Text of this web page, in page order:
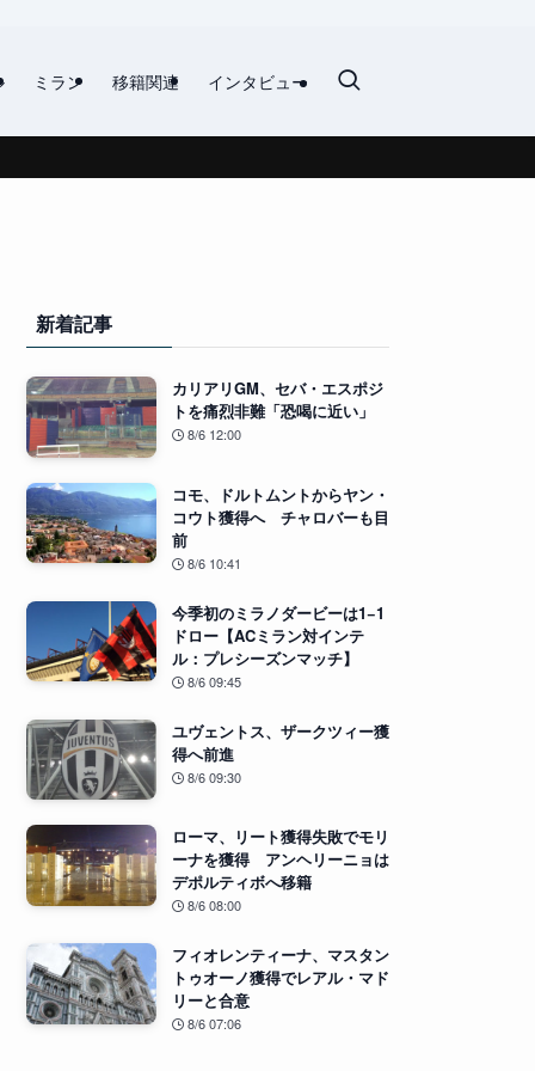
ミラン 移籍関連 インタビュー
新着記事
カリアリGM、セバ・エスポジ
トを痛烈非難「恐喝に近い」
8/6 12:00
コモ、ドルトムントからヤン・
コウト獲得へ チャロバーも目
前
8/6 10:41
今季初のミラノダービーは1−1
ドロー【ACミラン対インテ
ル：プレシーズンマッチ】
8/6 09:45
ユヴェントス、ザークツィー獲
得へ前進
8/6 09:30
ローマ、リート獲得失敗でモリ
ーナを獲得 アンヘリーニョは
デポルティボへ移籍
8/6 08:00
フィオレンティーナ、マスタン
トゥオーノ獲得でレアル・マド
リーと合意
8/6 07:06